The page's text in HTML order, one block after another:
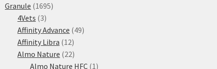
Granule 16951695
4Vets 33
produkty
Affinity Advance 4949
Affinity Libra 1212
produktů
Almo Nature 2222
produktů
Almo Nature HFC 11